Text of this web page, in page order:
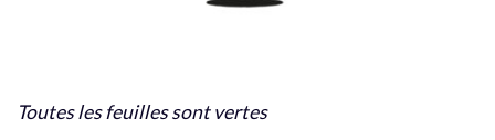
Toutes les feuilles sont vertes